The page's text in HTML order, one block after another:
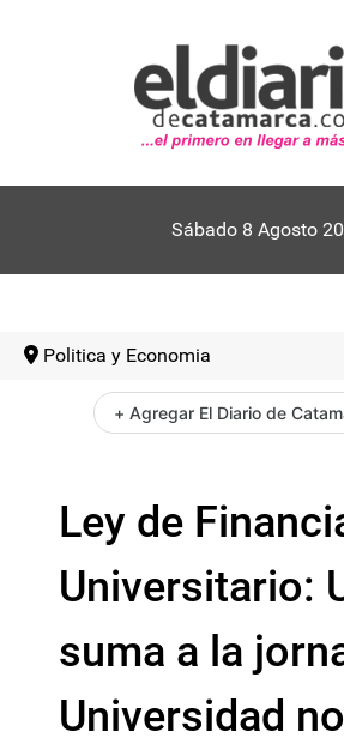
Sábado 8 Agosto
Politica y Economia
+ Agregar El Diario de
Ley de
Universitario:
suma a la
Universidad